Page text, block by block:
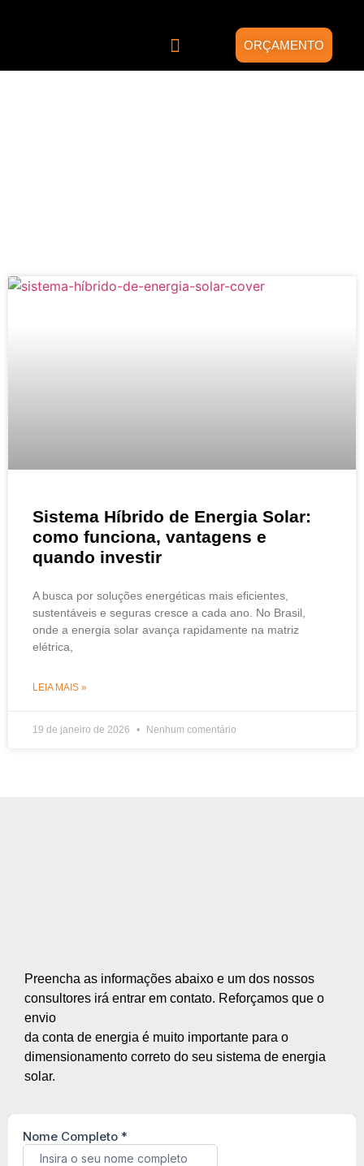
ORÇAMENTO
Sistema Híbrido de Energia Solar:
como funciona, vantagens e
quando investir
A busca por soluções energéticas mais eficientes,
sustentáveis e seguras cresce a cada ano. No Brasil,
onde a energia solar avança rapidamente na matriz
elétrica,
LEIA MAIS »
19 de janeiro de 2026 Nenhum comentário
Preencha as informações abaixo e um dos nossos
consultores irá entrar em contato. Reforçamos que o
envio
da conta de energia é muito importante para o
dimensionamento correto do seu sistema de energia
solar.